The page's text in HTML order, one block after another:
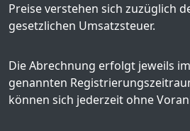
Preise verstehen sich zuzüglich
gesetzlichen Umsatzsteuer.
Die Abrechnung erfolgt jeweils
genannten
können sich jederzeit ohne